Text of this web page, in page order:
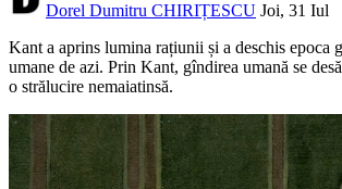
Dorel Dumitru CHIRIȚESCU Joi, 31 Iul
Kant a aprins lumina rațiunii și a deschis epoca
umane de azi. Prin Kant, gîndirea umană se
o strălucire nemaiatinsă.